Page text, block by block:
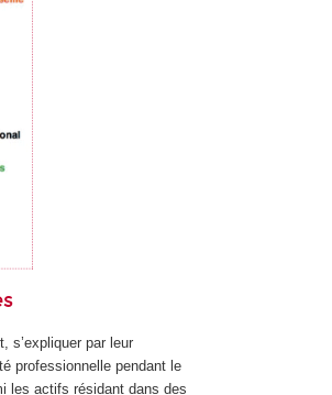
s’expliquer par leur
professionnelle pendant le
les actifs résidant dans des